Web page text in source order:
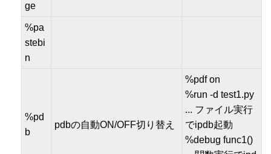
ge
%pa
stebi
n
%pd
b
pdbの自動ON/OFF切り替え
%pdf on
%run -d test1.py
... ファイル実行
でipdb起動
%debug func1()